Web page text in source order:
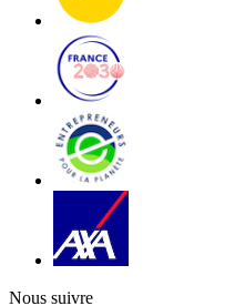
Nous suivre